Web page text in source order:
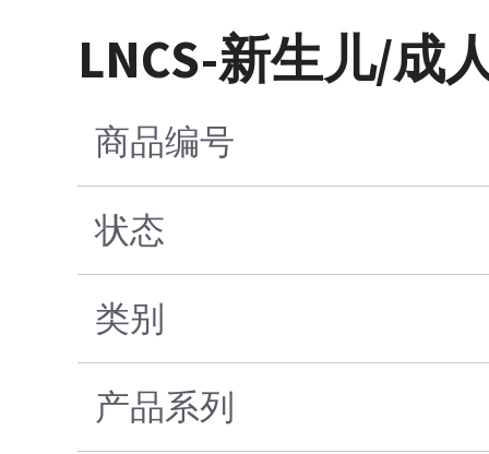
LNCS-新生儿/成
商品编号
状态
类别
产品系列